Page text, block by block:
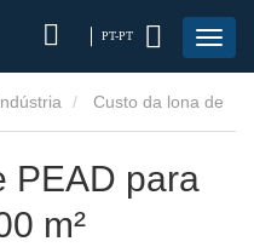
PT-PT
PEAD para
m²